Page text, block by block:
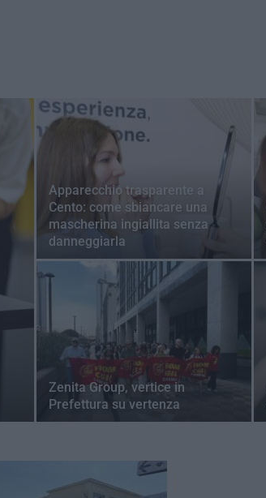
Apparecchio trasparente a
Cento: come sbiancare una
mascherina ingiallita senza
danneggiarla
Zenita Group, vertice in
Prefettura su vertenza